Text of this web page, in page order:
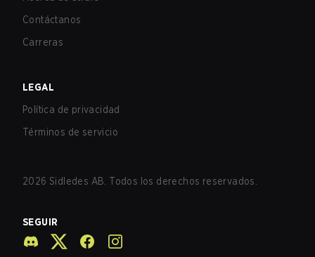
Contáctanos
Carreras
LEGAL
Política de privacidad
Términos de servicio
2026 Sidledes AB. Todos los derechos reservados.
SEGUIR